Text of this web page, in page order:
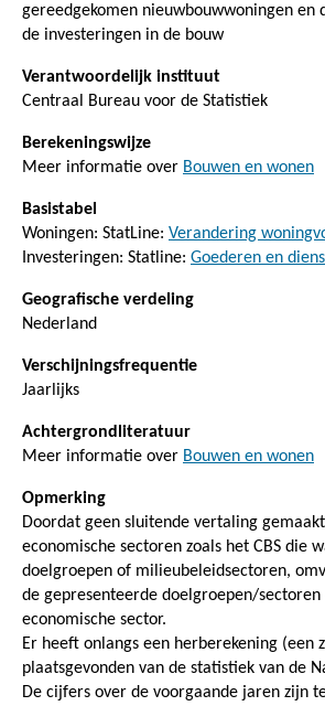
gereedgekomen nieuwbouwwoningen en
de investeringen in de bouw
Verantwoordelijk instituut
Centraal Bureau voor de Statistiek
Berekeningswijze
Meer informatie over Bouwen en wonen
Basistabel
Woningen: StatLine: Verandering
Investeringen: Statline: Goederen en
Geografische verdeling
Nederland
Verschijningsfrequentie
Jaarlijks
Achtergrondliteratuur
Meer informatie over Bouwen en wonen
Opmerking
Doordat geen sluitende vertaling
economische sectoren zoals het CBS die
doelgroepen of milieubeleidsectoren,
de gepresenteerde doelgroepen/
economische sector.
Er heeft onlangs een herberekening (een
plaatsgevonden van de statistiek van de
De cijfers over de voorgaande jaren zijn